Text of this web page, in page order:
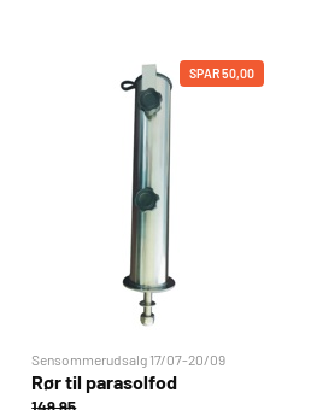
SPAR 50,00
Rør til parasolfod
Sensommerudsalg 17/07-20/09